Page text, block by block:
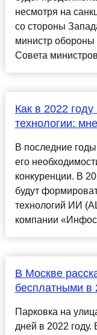
несмотря на
со стороны
министр
Совета
Как в 2022
технологии:
В последние
его
конкуренции. В
будут
технологий ИИ
компании
В Москве
бесплатными в
Парковка на
дней в 2022